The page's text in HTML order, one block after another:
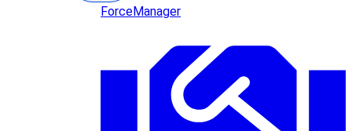
ForceManager